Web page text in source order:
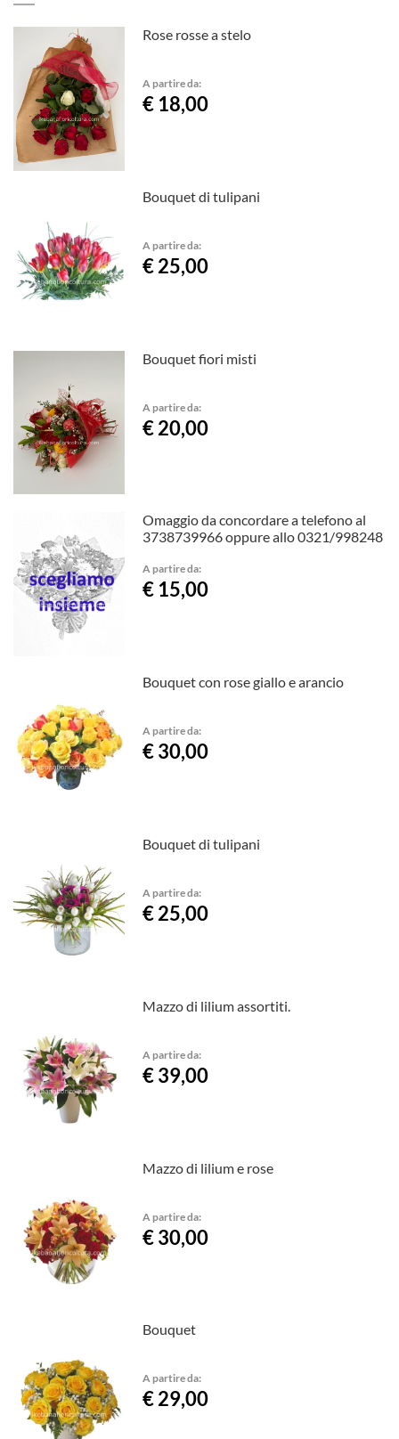
Rose rosse a stelo
A partire da:
€ 18,00
Bouquet di tulipani
A partire da:
€ 25,00
Bouquet fiori misti
A partire da:
€ 20,00
Omaggio da concordare a telefono al
3738739966 oppure allo 0321/998248
A partire da:
€ 15,00
Bouquet con rose giallo e arancio
A partire da:
€ 30,00
Bouquet di tulipani
A partire da:
€ 25,00
Mazzo di lilium assortiti.
A partire da:
€ 39,00
Mazzo di lilium e rose
A partire da:
€ 30,00
Bouquet
A partire da:
€ 29,00